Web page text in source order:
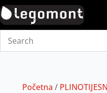
Početna /